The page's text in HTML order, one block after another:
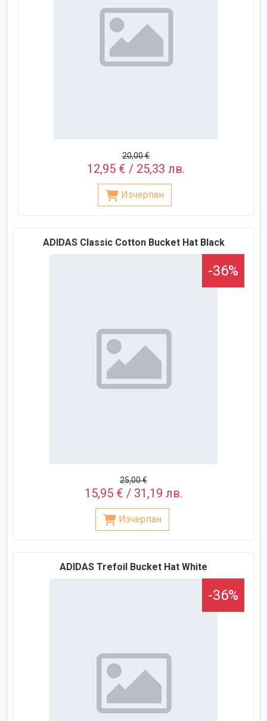
20,00 €
12,95 € / 25,33 лв.
Изчерпан
ADIDAS Classic Cotton Bucket Hat Black
-36%
25,00 €
15,95 € / 31,19 лв.
Изчерпан
ADIDAS Trefoil Bucket Hat White
-36%